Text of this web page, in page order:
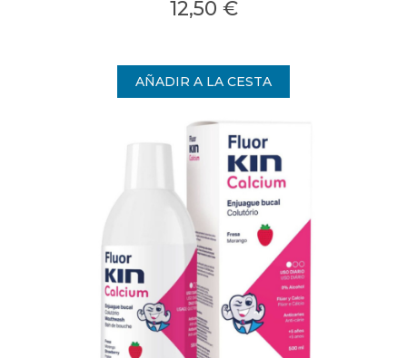
controlen la placa dental y refuercen las encías.
12,50 €